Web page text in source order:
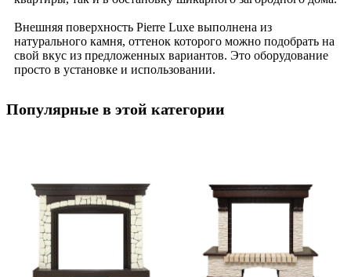
Внешняя поверхность Pierre Luxe выполнена из
натурального камня, оттенок которого можно подобрать на
свой вкус из предложенных вариантов. Это оборудование
просто в установке и использовании.
Популярные в этой категории